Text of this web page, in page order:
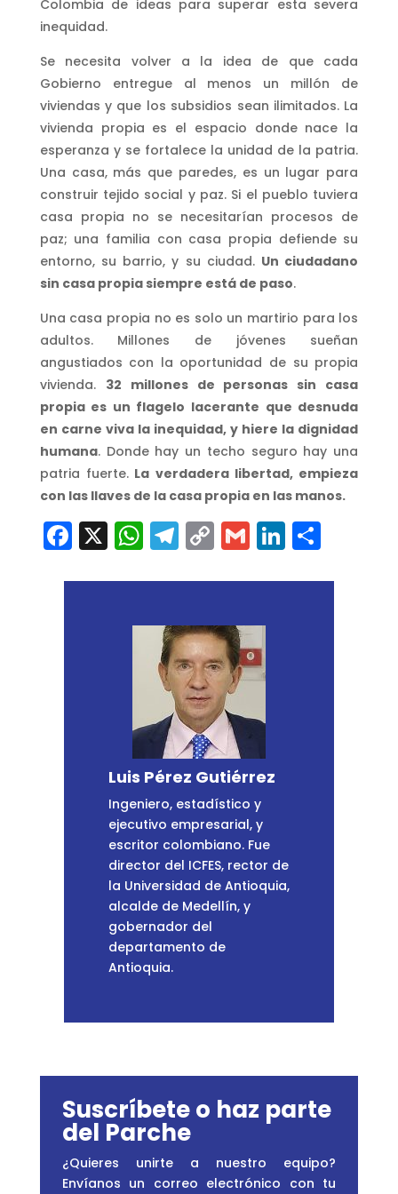
Colombia de ideas para superar esta severa
inequidad.
Se necesita volver a la idea de que cada
Gobierno entregue al menos un millón de
viviendas y que los subsidios sean ilimitados. La
vivienda propia es el espacio donde nace la
esperanza y se fortalece la unidad de la patria.
Una casa, más que paredes, es un lugar para
construir tejido social y paz. Si el pueblo tuviera
casa propia no se necesitarían procesos de
paz; una familia con casa propia defiende su
entorno, su barrio, y su ciudad. Un ciudadano
sin casa propia siempre está de paso.
Una casa propia no es solo un martirio para los
adultos. Millones de jóvenes sueñan
angustiados con la oportunidad de su propia
vivienda. 32 millones de personas sin casa
propia es un flagelo lacerante que desnuda
en carne viva la inequidad, y hiere la dignidad
humana. Donde hay un techo seguro hay una
patria fuerte. La verdadera libertad, empieza
con las llaves de la casa propia en las manos.
Facebook
X WhatsApp
Telegram
Copy
Link
Gmail
Luis Pérez Gutiérrez
Ingeniero, estadístico y
ejecutivo empresarial, y
escritor colombiano. Fue
director del ICFES, rector de
la Universidad de Antioquia,
alcalde de Medellín, y
gobernador del
departamento de
Antioquia.
Suscríbete o haz parte
del Parche
¿Quieres unirte a nuestro equipo?
Envíanos un correo electrónico con tu